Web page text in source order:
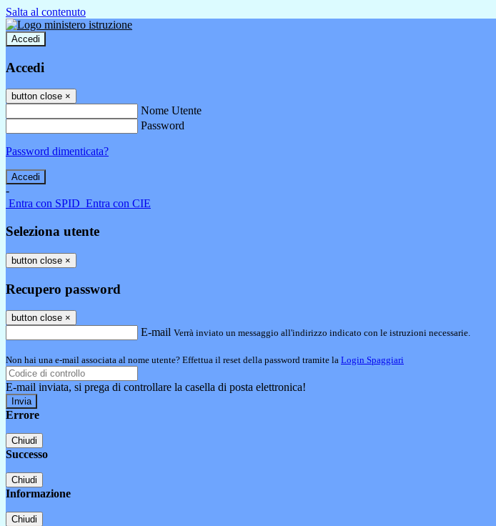
Salta al contenuto
Accedi
Accedi
button close ×
Nome Utente
Password
Password dimenticata?
-
Entra con SPID Entra con CIE
Seleziona utente
button close ×
Recupero password
button close ×
E-mail Verrà inviato un messaggio all'indirizzo indicato con le istruzioni necessarie.
Non hai una e-mail associata al nome utente? Effettua il reset della password tramite la Login Spaggiari
E-mail inviata, si prega di controllare la casella di posta elettronica!
Errore
Chiudi
Successo
Chiudi
Informazione
Chiudi